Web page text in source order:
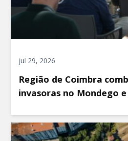
jul 29, 2026
Região de Coimbra
invasoras no Mondego